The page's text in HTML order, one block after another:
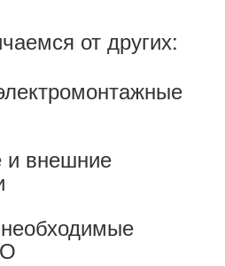
от других:
и внешние